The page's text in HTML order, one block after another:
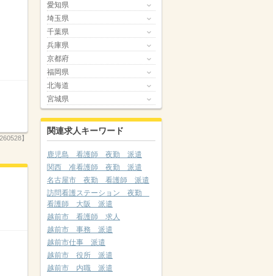
】
愛知県
埼玉県
千葉県
兵庫県
京都府
福岡県
北海道
宮城県
関連求人キーワード
鹿児島 看護師 夜勤 派遣
関西 准看護師 夜勤 派遣
名古屋市 夜勤 看護師 派遣
訪問看護ステーション 夜勤
看護師 大阪 派遣
越前市 看護師 求人
越前市 事務 派遣
越前市仕事 派遣
越前市 役所 派遣
越前市 内職 派遣